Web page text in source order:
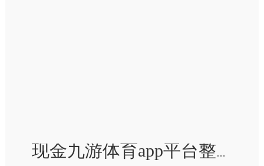
现金九游体育app平台整片峡谷被繁密林海环抱-九游体育app官网下载IOS/安卓全站最新版下载